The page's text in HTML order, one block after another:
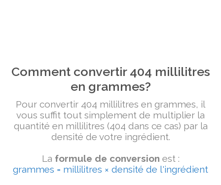
Comment convertir 404 millilitres
en grammes?
Pour convertir 404 millilitres en grammes, il
vous suffit tout simplement de multiplier la
quantité en millilitres (404 dans ce cas) par la
densité de votre ingrédient.
La formule de conversion est :
grammes = millilitres × densité de l'ingrédient